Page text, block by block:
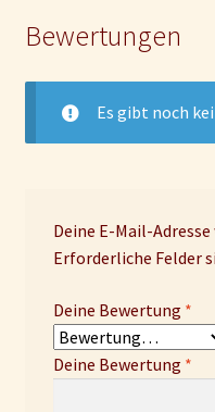
Bewertungen
Es gibt noch
Deine E-Mail-
Erforderliche Felder
Deine Bewertung *
Deine Bewertung *